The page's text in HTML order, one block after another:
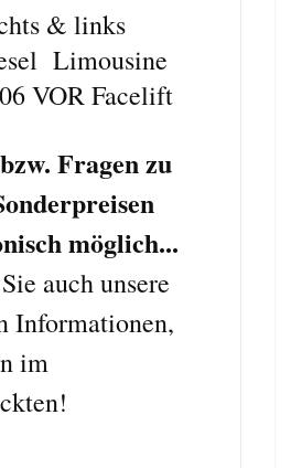
& links
Limousine
VOR Facelift
Fragen zu
möglich...
auch unsere
Informationen,
im